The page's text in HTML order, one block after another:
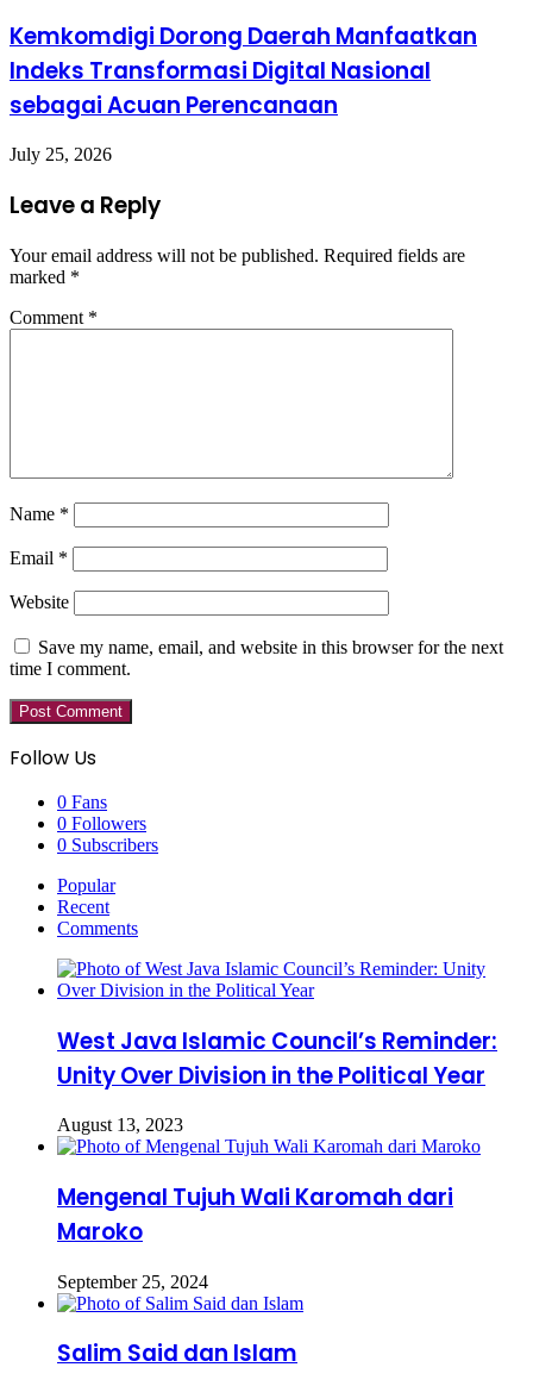
Kemkomdigi Dorong Daerah Manfaatkan
Indeks Transformasi Digital Nasional
sebagai Acuan Perencanaan
July 25, 2026
Leave a Reply
Your email address will not be published. Required fields are
marked *
Comment *
Name *
Email *
Website
Save my name, email, and website in this browser for the next
time I comment.
Follow Us
0 Fans
0 Followers
0 Subscribers
Popular
Recent
Comments
West Java Islamic Council’s Reminder:
Unity Over Division in the Political Year
August 13, 2023
Mengenal Tujuh Wali Karomah dari
Maroko
September 25, 2024
Salim Said dan Islam